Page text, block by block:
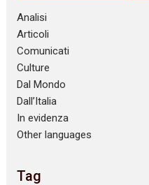
Analisi
Articoli
Comunicati
Culture
Dal Mondo
Dall’Italia
In evidenza
Other languages
Tag